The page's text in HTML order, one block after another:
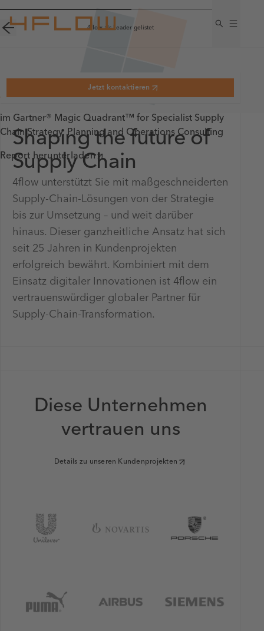
4flow als Leader gelistet
im Gartner® Magic Quadrant™ for Specialist Supply
Chain Strategy, Planning and Operations Consulting
Report herunterladen
4flow:Leader für 4PL-
Dienstleistungen
4flow wurde als Leader im "2025 Gartner® Magic
Quadrant™ for Fourth-Party Logistics" aufgeführt
Mehr erfahren
4flow als Leader gelistet
Shaping the future of
Supply Chain
4flow unterstützt Sie mit maßgeschneiderten
Supply-Chain-Lösungen von der Strategie
bis zur Umsetzung – und weit darüber
hinaus. Dieser ganzheitliche Ansatz hat sich
seit 25 Jahren in Kundenprojekten
erfolgreich bewährt. Kombiniert mit dem
Einsatz digitaler Innovationen ist 4flow ein
vertrauenswürdiger globaler Partner für
Supply-Chain-Transformation.
Jetzt kontaktieren
Diese Unternehmen
vertrauen uns
Details zu unseren Kundenprojekten